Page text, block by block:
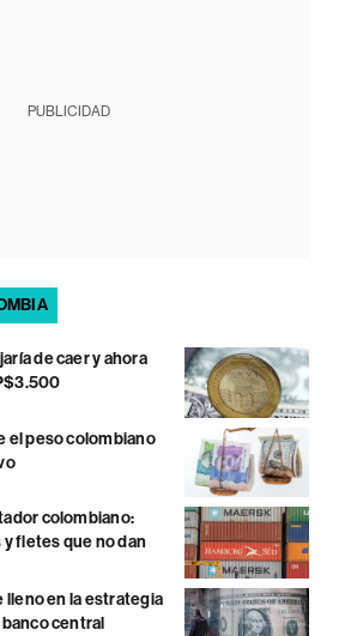
PUBLICIDAD
de caer y ahora
el peso colombiano
colombiano:
fletes que no dan
lleno en la estrategia
central